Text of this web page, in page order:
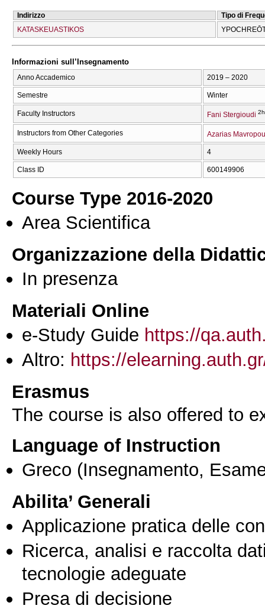
Indirizzo
Tipo di
KATASKEUASTIKOS
Informazioni sull’Insegnamento
Anno Accademico 2019 – 2020
Semestre Winter
Faculty Instructors Fani Stergioudi
Instructors from Other Categories Azarias
Weekly Hours 4
Class ID 600149906
Course Type 2016-2020
Area Scientifica
Organizzazione della
In presenza
Materiali Online
e-Study Guide https://
Altro: https://
Erasmus
The course is also offered to
Language of Instruction
Greco (Insegnamento,
Abilita’ Generali
Applicazione pratica delle
Ricerca, analisi e raccolta
tecnologie adeguate
Presa di decisione